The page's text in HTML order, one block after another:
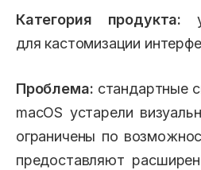
Категория продукта:
для кастомизации
Проблема: стандартные
macOS устарели
ограничены по
предоставляют